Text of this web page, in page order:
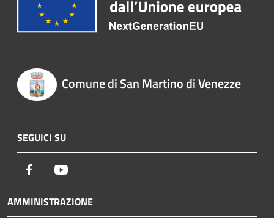
Comune di San Martino di Venezze
SEGUICI SU
Facebook
AMMINISTRAZIONE